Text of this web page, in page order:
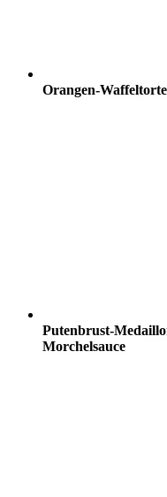
Orangen-
Putenbrust-
Morchelsauce